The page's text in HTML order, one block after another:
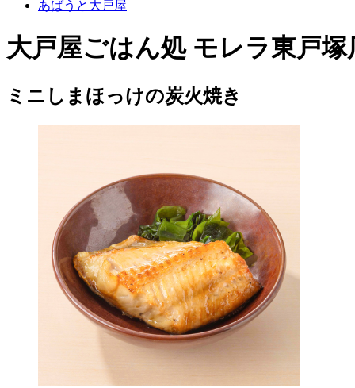
あばうと大戸屋
大戸屋ごはん処 モレラ東戸塚
ミニしまほっけの炭火焼き